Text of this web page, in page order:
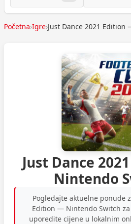
Početna›Igre›Just Dance 2021
Just Dance
Nintendo
Pogledajte aktuelne ponude
Edition — Nintendo Switch
uporedite cijene u lokalnim